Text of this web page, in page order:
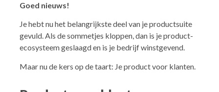
Goed nieuws!
Je hebt nu het belangrijkste deel van je productsuite
gevuld. Als de sommetjes kloppen, dan is je product-
ecosysteem geslaagd en is je bedrijf winstgevend.
Maar nu de kers op de taart: Je product voor klanten.